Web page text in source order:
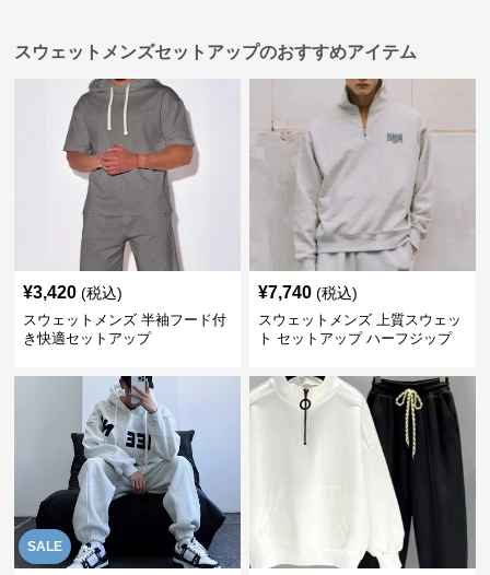
スウェットメンズセットアップのおすすめアイテム
¥3,420 (税込)
スウェットメンズ 半袖フード付
き快適セットアップ
¥7,740 (税込)
スウェットメンズ 上質スウェッ
ト セットアップ ハーフジップ
SALE